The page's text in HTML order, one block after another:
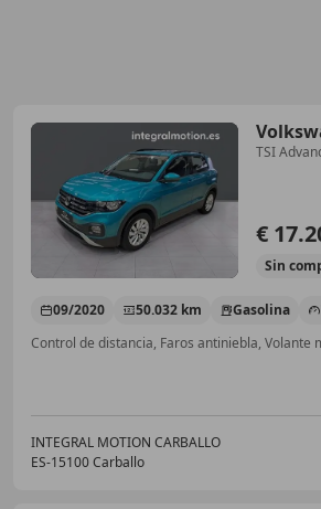
TSI
€
Sin
09/2020 50.032 km Gasolina
Control de distancia, Faros antiniebla, Volante
INTEGRAL MOTION CARBALLO
ES-15100 Carballo